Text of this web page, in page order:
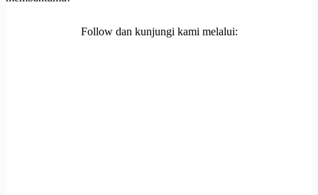
Follow dan kunjungi kami melalui: